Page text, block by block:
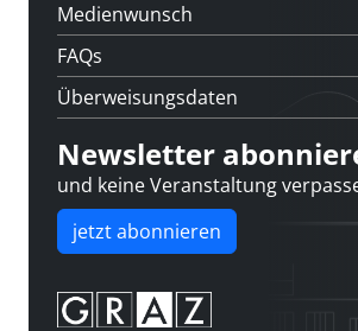
Medienwunsch
FAQs
Überweisungsdaten
Newsletter
und keine Veranstaltung
jetzt abonnieren